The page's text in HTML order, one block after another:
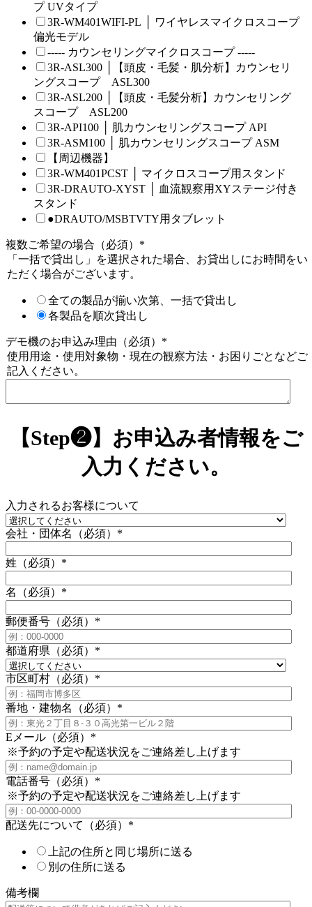
プ UVタイプ
3R-WM401WIFI-PL │ ワイヤレスマイクロスコープ
偏光モデル
----- カウンセリングマイクロスコープ -----
3R-ASL300 │【頭皮・毛髪・肌分析】カウンセリ
ングスコープ ASL300
3R-ASL200 │【頭皮・毛髪分析】カウンセリング
スコープ ASL200
3R-API100 │ 肌カウンセリングスコープ API
3R-ASM100 │ 肌カウンセリングスコープ ASM
【周辺機器】
3R-WM401PCST │ マイクロスコープ用スタンド
3R-DRAUTO-XYST │ 血流観察用XYステージ付き
スタンド
●DRAUTO/MSBTVTY用タブレット
複数ご希望の場合（必須） *
「一括で貸出し」を選択された場合、お貸出しにお時間をい
ただく場合がございます。
全ての製品が揃い次第、一括で貸出し
各製品を順次貸出し
デモ機のお申込み理由（必須） *
使用用途・使用対象物・現在の観察方法・お困りごとなどご
記入ください。
【Step❷】お申込み者情報をご
入力ください。
入力されるお客様について
会社・団体名（必須） *
姓（必須） *
名（必須） *
郵便番号（必須） *
都道府県（必須） *
市区町村（必須） *
番地・建物名（必須） *
Eメール（必須） *
※予約の予定や配送状況をご連絡差し上げます
電話番号（必須） *
※予約の予定や配送状況をご連絡差し上げます
配送先について（必須） *
上記の住所と同じ場所に送る
別の住所に送る
備考欄